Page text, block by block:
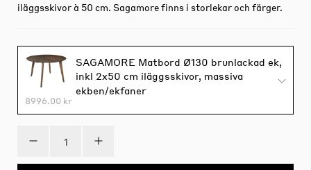
iläggsskivor à 50 cm. Sagamore finns i storlekar och färger.
SAGAMORE Matbord Ø130 brunlackad ek,
inkl 2x50 cm iläggsskivor, massiva
ekben/ekfaner
8996.00 kr